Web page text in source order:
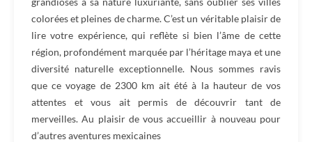
colorées et pleines de charme. C’est un véritable plaisir de
lire votre expérience, qui reflète si bien l’âme de cette
région, profondément marquée par l’héritage maya et une
diversité naturelle exceptionnelle. Nous sommes ravis
que ce voyage de 2300 km ait été à la hauteur de vos
attentes et vous ait permis de découvrir tant de
merveilles. Au plaisir de vous accueillir à nouveau pour
d’autres aventures mexicaines